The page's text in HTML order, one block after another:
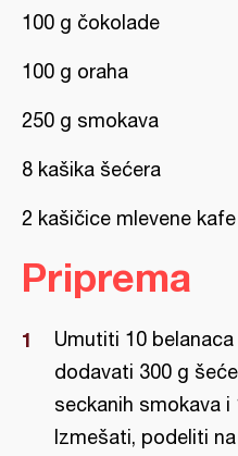
100 g čokolade
100 g oraha
250 g smokava
8 kašika šećera
2 kašičice mlevene kafe
Priprema
Umutiti 10
dodavati 300 g
seckanih smokava i
Izmešati, podeliti